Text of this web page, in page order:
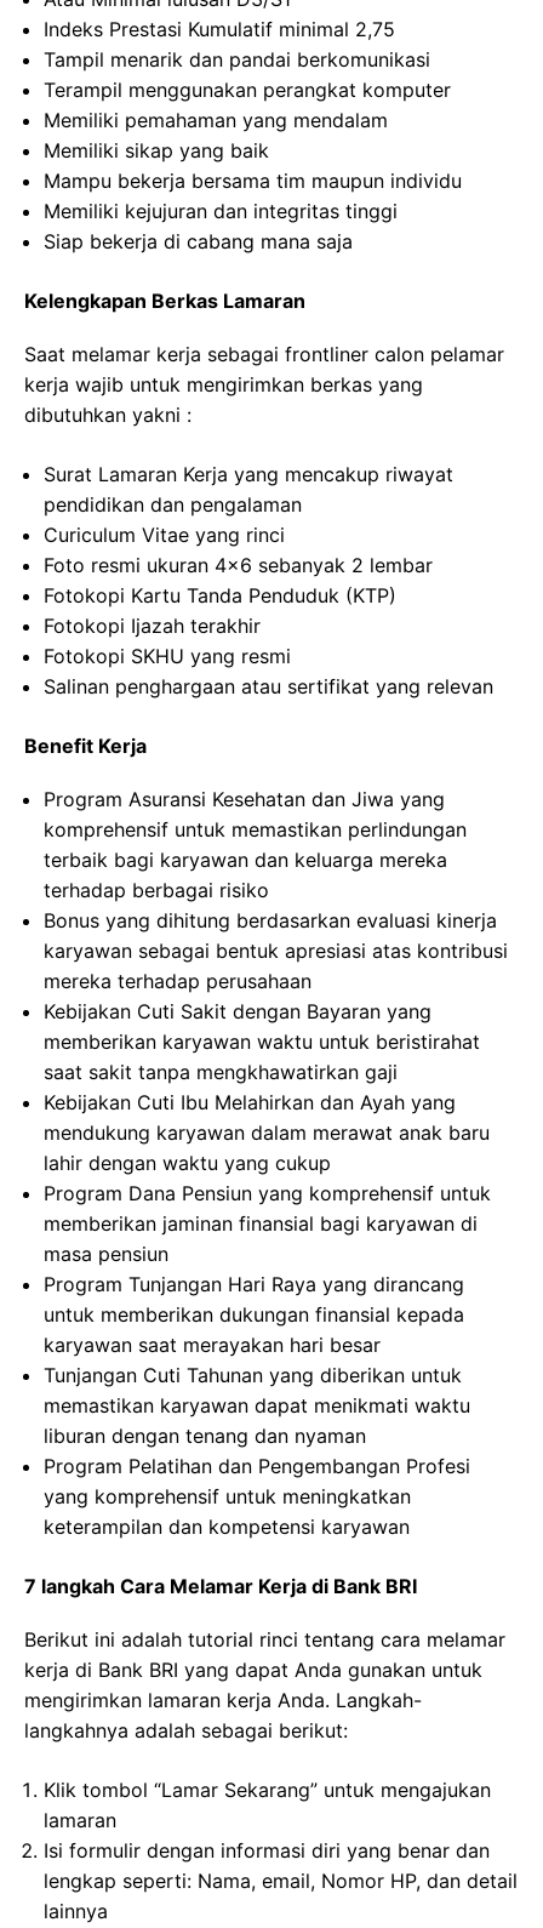
Indeks Prestasi Kumulatif minimal 2,75
Tampil menarik dan pandai berkomunikasi
Terampil menggunakan perangkat komputer
Memiliki pemahaman yang mendalam
Memiliki sikap yang baik
Mampu bekerja bersama tim maupun individu
Memiliki kejujuran dan integritas tinggi
Siap bekerja di cabang mana saja
Kelengkapan Berkas Lamaran
Saat melamar kerja sebagai frontliner calon pelamar
kerja wajib untuk mengirimkan berkas yang
dibutuhkan yakni :
Surat Lamaran Kerja yang mencakup riwayat
pendidikan dan pengalaman
Curiculum Vitae yang rinci
Foto resmi ukuran 4×6 sebanyak 2 lembar
Fotokopi Kartu Tanda Penduduk (KTP)
Fotokopi Ijazah terakhir
Fotokopi SKHU yang resmi
Salinan penghargaan atau sertifikat yang relevan
Benefit Kerja
Program Asuransi Kesehatan dan Jiwa yang
komprehensif untuk memastikan perlindungan
terbaik bagi karyawan dan keluarga mereka
terhadap berbagai risiko
Bonus yang dihitung berdasarkan evaluasi kinerja
karyawan sebagai bentuk apresiasi atas kontribusi
mereka terhadap perusahaan
Kebijakan Cuti Sakit dengan Bayaran yang
memberikan karyawan waktu untuk beristirahat
saat sakit tanpa mengkhawatirkan gaji
Kebijakan Cuti Ibu Melahirkan dan Ayah yang
mendukung karyawan dalam merawat anak baru
lahir dengan waktu yang cukup
Program Dana Pensiun yang komprehensif untuk
memberikan jaminan finansial bagi karyawan di
masa pensiun
Program Tunjangan Hari Raya yang dirancang
untuk memberikan dukungan finansial kepada
karyawan saat merayakan hari besar
Tunjangan Cuti Tahunan yang diberikan untuk
memastikan karyawan dapat menikmati waktu
liburan dengan tenang dan nyaman
Program Pelatihan dan Pengembangan Profesi
yang komprehensif untuk meningkatkan
keterampilan dan kompetensi karyawan
7 langkah Cara Melamar Kerja di Bank BRI
Berikut ini adalah tutorial rinci tentang cara melamar
kerja di Bank BRI yang dapat Anda gunakan untuk
mengirimkan lamaran kerja Anda. Langkah-
langkahnya adalah sebagai berikut:
Klik tombol “Lamar Sekarang” untuk mengajukan
lamaran
Isi formulir dengan informasi diri yang benar dan
lengkap seperti: Nama, email, Nomor HP, dan detail
lainnya